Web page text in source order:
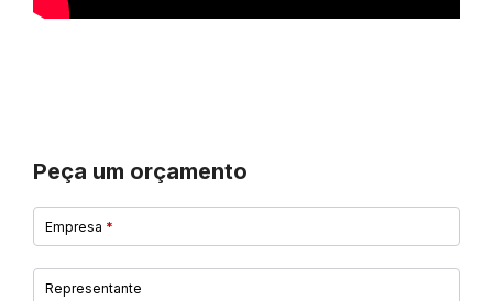
Peça um orçamento
Empresa *
Representante